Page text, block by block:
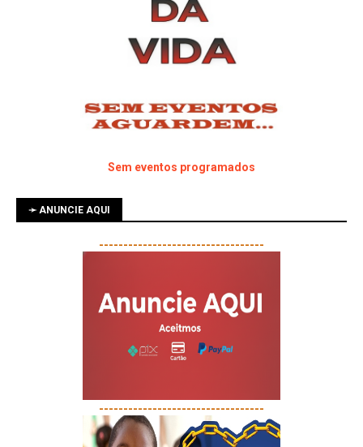
Sem eventos programados
➛ ANUNCIE AQUI
----------------------------------
----------------------------------